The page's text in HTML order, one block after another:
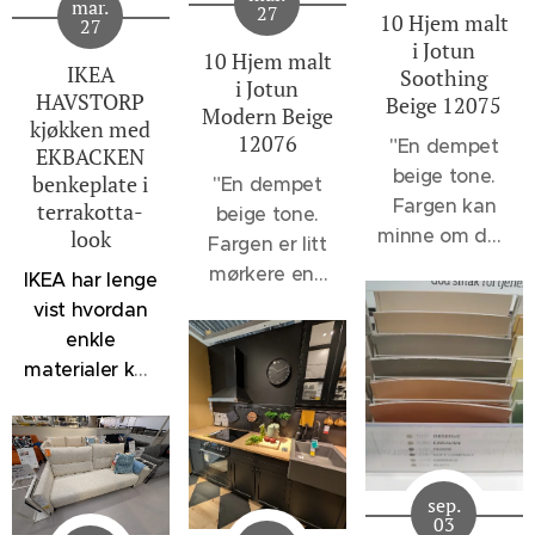
mar.
27
IKEA
HAVSTORP
kjøkken med
EKBACKEN
benkeplate i
terrakotta-
look
IKEA har lenge
vist hvordan
enkle
materialer kan
for å skape
kjøkken som
føles både
moderne og
27
10 Hjem malt
i Jotun
Modern Beige
12076
"En dempet
beige tone.
Fargen er litt
mørkere enn
Soothing
Beige og 1140
Sand, men
lysere enn
klassikerne
1929
Muskatnøtt og
10 Hjem malt
i Jotun
Soothing
Beige 12075
"En dempet
beige tone.
Fargen kan
minne om den
Sand, men vil
oppleves et
snev mer
dempet, - et
svakt slør av
noe sortaktig
brer seg over
fargen. 12075
sep.
03